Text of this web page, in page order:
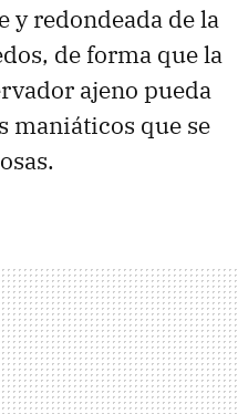
y redondeada de la
de forma que la
ajeno pueda
maniáticos que se